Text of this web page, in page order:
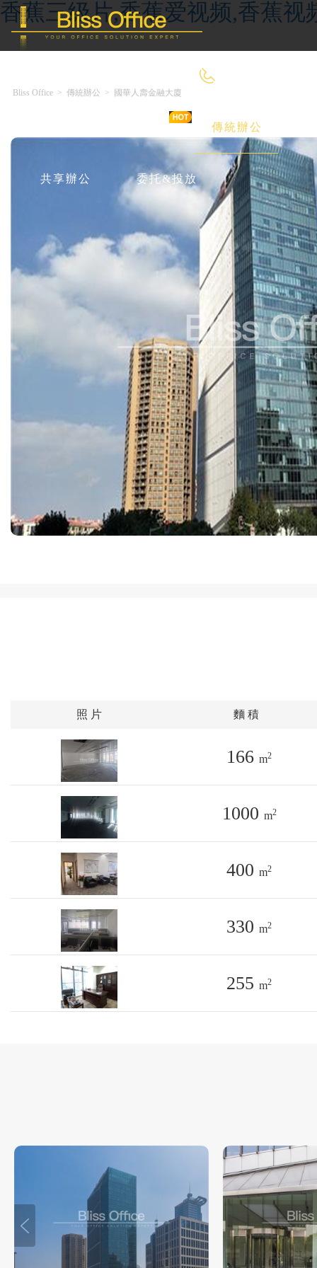
香蕉三级片,香蕉爱视频,香蕉视
傳統辦公
共享辦公 委托&投放
Bliss Office > 傳統辦公 > 國華人壽金融大廈
照 片 麵 積
166 m2
1000 m2
400 m2
330 m2
255 m2